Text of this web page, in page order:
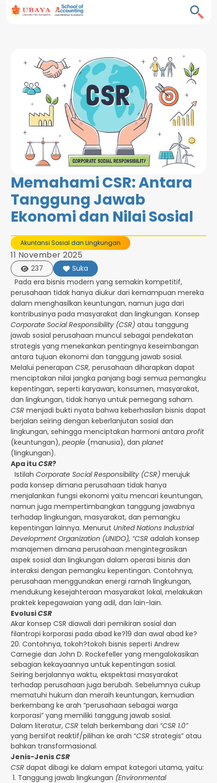
Memahami CSR: Antara
Tanggung Jawab
Ekonomi dan Nilai Sosial
Akuntansi Sosial dan Lingkungan
11 November 2025
237
Suka
Pada era bisnis modern yang semakin kompetitif,
perusahaan tidak hanya diukur dari kemampuan mereka
dalam menghasilkan keuntungan, namun juga dari
kontribusinya pada masyarakat dan lingkungan. Konsep
Corporate Social Responsibility (CSR) atau tanggung
jawab sosial perusahaan muncul sebagai pendekatan
strategis yang menekankan pentingnya keseimbangan
antara tujuan ekonomi dan tanggung jawab sosial.
Melalui penerapanCSR, perusahaan diharapkan dapat
menciptakan nilai jangka panjang bagi semua pemangku
kepentingan, seperti karyawan, konsumen, masyarakat,
dan lingkungan, tidak hanya untuk pemegang saham.
CSRmenjadi bukti nyata bahwa keberhasilan bisnis dapat
berjalan seiring dengan keberlanjutan sosial dan
lingkungan, sehingga menciptakan harmoni antaraprofit
(keuntungan),people (manusia), danplanet
(lingkungan).
Apa ituCSR?
IstilahCorporate Social Responsibility (CSR)merujuk
pada konsep dimana perusahaan tidak hanya
menjalankan fungsi ekonomi yaitu mencari keuntungan,
namun juga mempertimbangkan tanggung jawabnya
terhadap lingkungan, masyarakat, dan pemangku
kepentingan lainnya. Menurut United Nations Industrial
Development Organization (UNIDO), “CSRadalah konsep
manajemen dimana perusahaan mengintegrasikan
aspek sosial dan lingkungan dalam operasi bisnis dan
interaksi dengan pemangku kepentingan. Contohnya,
perusahaan menggunakan energi ramah lingkungan,
mendukung kesejahteraan masyarakat lokal, melakukan
praktek kepegawaian yang adil, dan lain-lain.
EvolusiCSR
Akar konsep CSR diawali dari pemikiran sosial dan
filantropi korporasi pada abad ke?19 dan awal abad ke?
20. Contohnya, tokoh?tokoh bisnis seperti Andrew
Carnegie dan John D. Rockefeller yang mengalokasikan
sebagian kekayaannya untuk kepentingan sosial.
Seiring berjalannya waktu, ekspektasi masyarakat
terhadap perusahaan juga berubah. Sebelumnya cukup
mematuhi hukum dan meraih keuntungan, kemudian
berkembang ke arah “perusahaan sebagai warga
korporasi” yang memiliki tanggung jawab sosial.
Dalam literatur,CSR telah berkembang dari “CSR 1.0”
yang bersifat reaktif/pilihan ke arah “CSR strategis” atau
bahkan transformasional.
Jenis-JenisCSR
CSR dapat dibagi ke dalam empat kategori utama, yaitu:
Tanggung jawab lingkungan (Environmental